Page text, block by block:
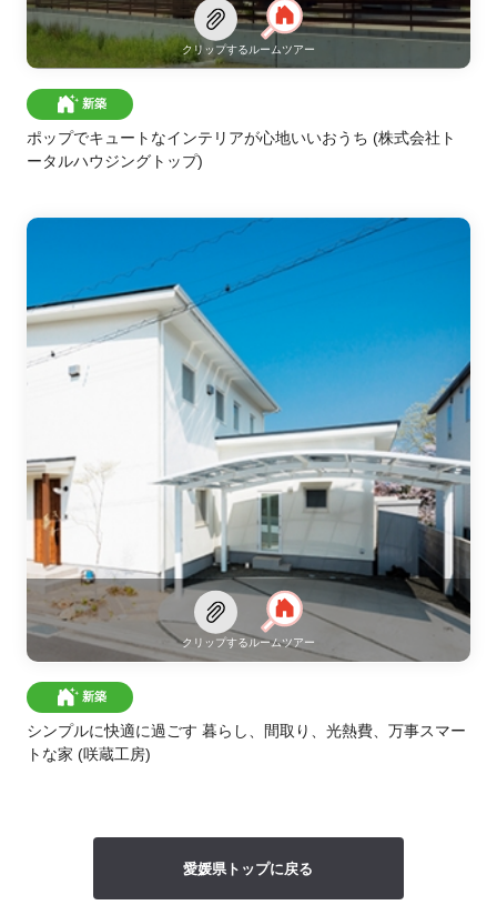
クリップするルームツアー
新築
ポップでキュートなインテリアが心地いいおうち (株式会社ト
ータルハウジングトップ)
クリップするルームツアー
新築
シンプルに快適に過ごす 暮らし、間取り、光熱費、万事スマー
トな家 (咲蔵工房)
愛媛県トップに戻る